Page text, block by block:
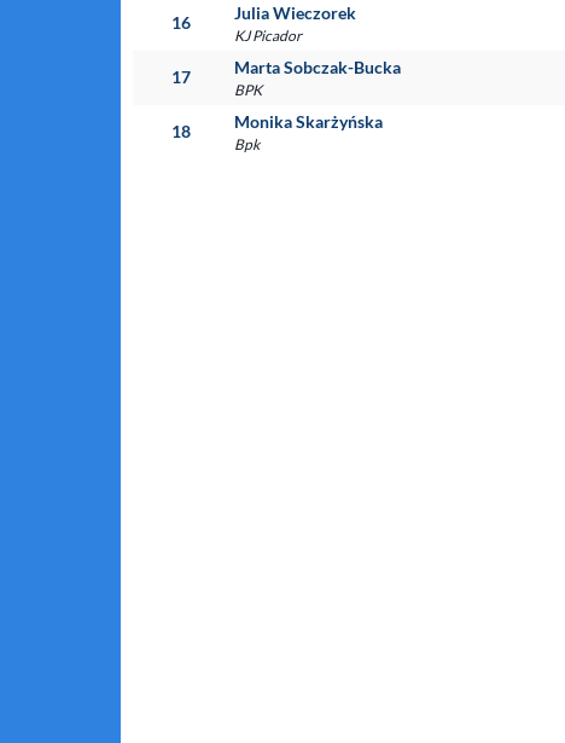
16 Julia Wieczorek
KJ Picador
17 Marta Sobczak-Bucka
BPK
18 Monika Skarżyńska
Bpk